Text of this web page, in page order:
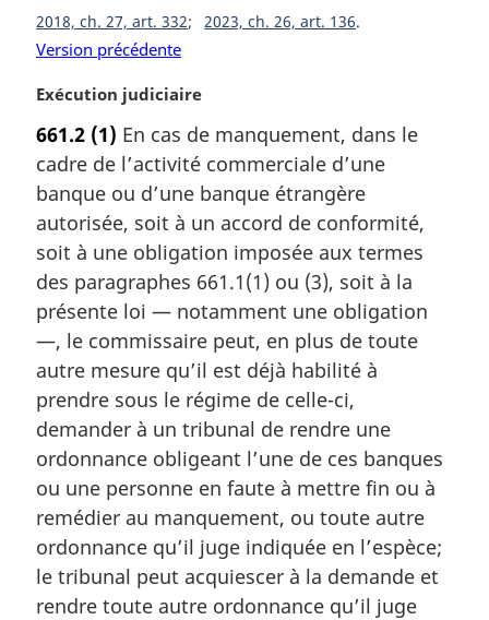
:2018, ch. 27, art. 332 2023, ch. 26, art. 136
Version précédente
N
t
e
m
a
g
i
n
e
:
Exécution judiciaire
661.2 (1) En cas de manquement, dans le
cadre de l’activité commerciale d’une
banque ou d’une banque étrangère
autorisée, soit à un accord de conformité,
soit à une obligation imposée aux termes
des paragraphes 661.1(1) ou (3), soit à la
présente loi — notamment une obligation
—, le commissaire peut, en plus de toute
autre mesure qu’il est déjà habilité à
prendre sous le régime de celle-ci,
demander à un tribunal de rendre une
ordonnance obligeant l’une de ces banques
ou une personne en faute à mettre fin ou à
remédier au manquement, ou toute autre
ordonnance qu’il juge indiquée en l’espèce;
le tribunal peut acquiescer à la demande et
rendre toute autre ordonnance qu’il juge